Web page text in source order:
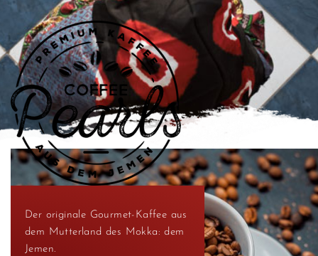
Der originale Gourmet-Kaffee aus
dem Mutterland des Mokka: dem
Jemen.